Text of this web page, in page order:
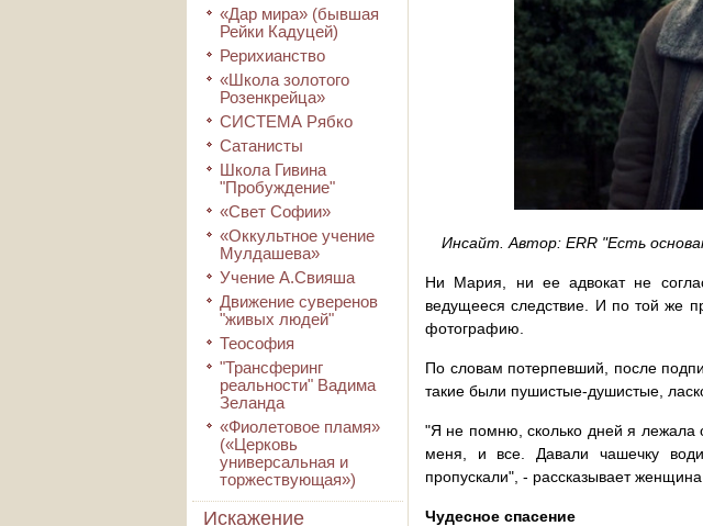
«Дар мира» (бывшая
Рейки Кадуцей)
Рерихианство
«Школа золотого
Розенкрейца»
СИСТЕМА Рябко
Сатанисты
Школа Гивина
"Пробуждение"
«Свет Софии»
«Оккультное учение
Мулдашева»
Учение А.Свияша
Движение суверенов
"живых людей"
Теософия
"Трансферинг
реальности" Вадима
Зеланда
«Фиолетовое пламя»
(«Церковь
универсальная и
торжествующая»)
Искажение
Инсайт. Автор: ERR "Есть
Ни Мария, ни ее адвокат не
ведущееся следствие. И по той же
фотографию.
По словам потерпевший, после
такие были пушистые-душистые,
"Я не помню, сколько дней я
меня, и все. Давали чашечку
пропускали", - рассказывает женщина.
Чудесное спасение